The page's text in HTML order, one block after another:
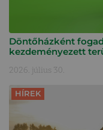
Döntőházként
kezdeményezett
2026. július 30.
HÍREK